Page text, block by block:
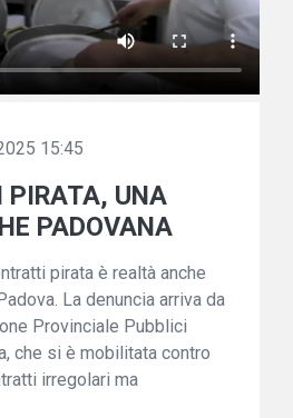
15:45
PIRATA, UNA
PADOVANA
pirata è realtà anche
La denuncia arriva da
Provinciale Pubblici
che si è mobilitata contro
irregolari ma